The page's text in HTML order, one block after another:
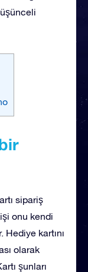
sipariş
onu kendi
Hediye kartını
olarak
şunları